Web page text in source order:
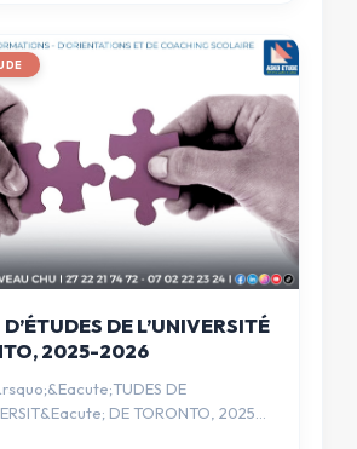
DE L’UNIVERSITÉ
2025-2026
DE
DE TORONTO, 2025-